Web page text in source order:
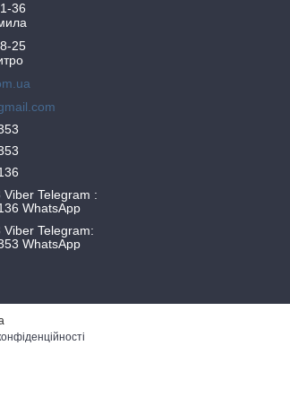
36
25
Telegram
WhatsApp
Telegram
WhatsApp